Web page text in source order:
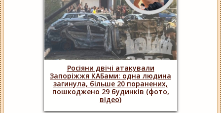
Росіяни двічі атакували
Запоріжжя КАБами: одна людина
загинула, більше 20 поранених,
пошкоджено 29 будинків (фото,
відео)